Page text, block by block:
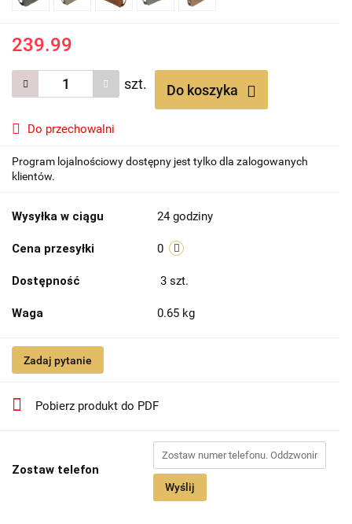
239.99
szt. Do koszyka
Do przechowalni
Program lojalnościowy dostępny jest tylko dla zalogowanych
klientów.
Wysyłka w ciągu 24 godziny
Cena przesyłki 0
Dostępność 3 szt.
Waga 0.65 kg
Zadaj pytanie
Pobierz produkt do PDF
Zostaw telefon
Wyślij